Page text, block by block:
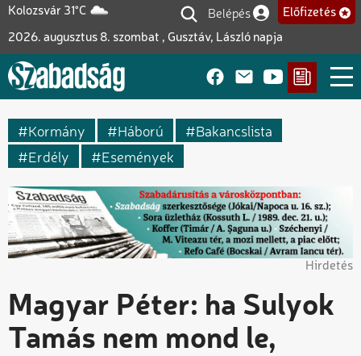
Ugrás
tartalomra
Kolozsvár 31°C
2026. augusztus 8. szombat , Gusztáv, László napja
Felhasználói fiók
Belépés Előfizetés
Kormány Háború
Bakancslista
Erdély
Események
Hirdetés
Magyar Péter: ha Sulyok
Tamás nem mond le,